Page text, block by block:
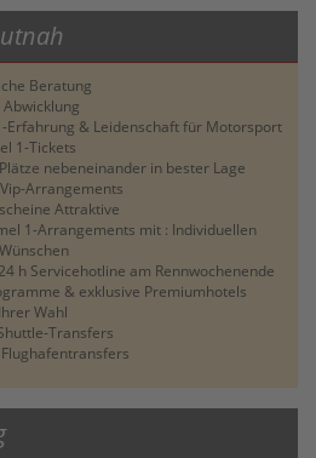
Beratung
Erfahrung & Leidenschaft für Motorsport
1-Tickets
nebeneinander in bester Lage
Arrangements
Attraktive
1-Arrangements mit : Individuellen
h Servicehotline am Rennwochenende
& exklusive Premiumhotels
Wahl
Transfers